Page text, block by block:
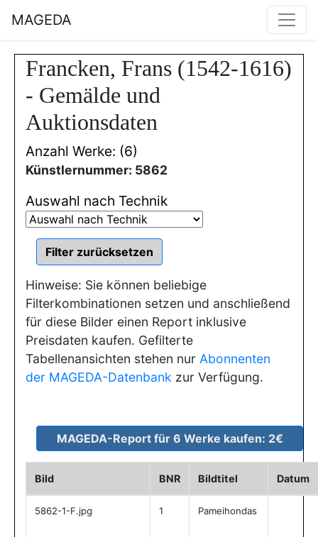
MAGEDA
Francken, Frans (1542-1616)
- Gemälde und
Auktionsdaten
Anzahl Werke: (6)
Künstlernummer: 5862
Auswahl nach Technik
Hinweise: Sie können beliebige
Filterkombinationen setzen und anschließend
für diese Bilder einen Report inklusive
Preisdaten kaufen. Gefilterte
Tabellenansichten stehen nur Abonnenten
der MAGEDA-Datenbank zur Verfügung.
Bild BNR Bildtitel Datum
5862-1-F.jpg 1 Pameihondas